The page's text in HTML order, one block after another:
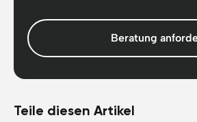
Beratung
Teile diesen Artikel